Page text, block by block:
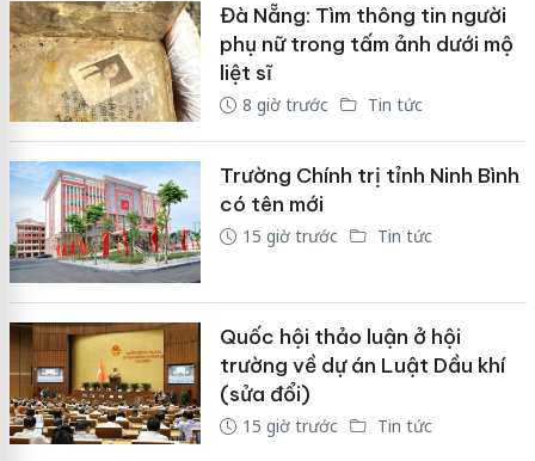
Đà Nẵng: Tìm thông tin người
phụ nữ trong tấm ảnh dưới mộ
liệt sĩ
8 giờ trước Tin tức
Trường Chính trị tỉnh Ninh Bình
có tên mới
15 giờ trước Tin tức
Quốc hội thảo luận ở hội
trường về dự án Luật Dầu khí
(sửa đổi)
15 giờ trước Tin tức